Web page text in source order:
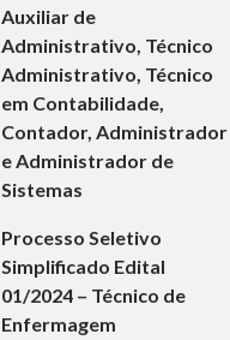
Auxiliar de
Administrativo, Técnico
Administrativo, Técnico
em Contabilidade,
Contador, Administrador
e Administrador de
Sistemas
Processo Seletivo
Simplificado Edital
01/2024 – Técnico de
Enfermagem